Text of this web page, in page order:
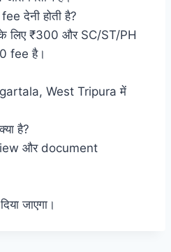
देनी होती है?
लिए ₹300 और SC/ST/PH
fee है।
West Tripura में
है?
और document
जाएगा।